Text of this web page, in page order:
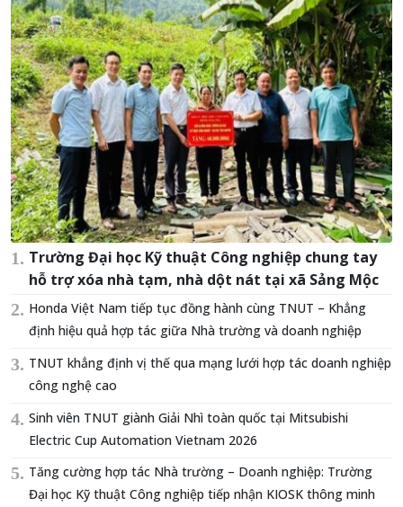
Trường Đại học Kỹ thuật Công nghiệp chung tay
hỗ trợ xóa nhà tạm, nhà dột nát tại xã Sảng Mộc
Honda Việt Nam tiếp tục đồng hành cùng TNUT – Khẳng
định hiệu quả hợp tác giữa Nhà trường và doanh nghiệp
TNUT khẳng định vị thế qua mạng lưới hợp tác doanh nghiệp
công nghệ cao
Sinh viên TNUT giành Giải Nhì toàn quốc tại Mitsubishi
Electric Cup Automation Vietnam 2026
Tăng cường hợp tác Nhà trường – Doanh nghiệp: Trường
Đại học Kỹ thuật Công nghiệp tiếp nhận KIOSK thông minh